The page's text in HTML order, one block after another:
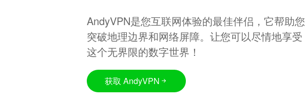
AndyVPN是您互联网体验的最佳伴侣，它帮助您
突破地理边界和网络屏障。让您可以尽情地享受
这个无界限的数字世界！
获取 AndyVPN